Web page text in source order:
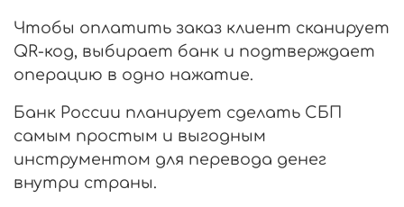
Чтобы оплатить заказ клиент сканирует
QR-код, выбирает банк и подтверждает
операцию в одно нажатие.
Банк России планирует сделать СБП
самым простым и выгодным
инструментом для перевода денег
внутри страны.